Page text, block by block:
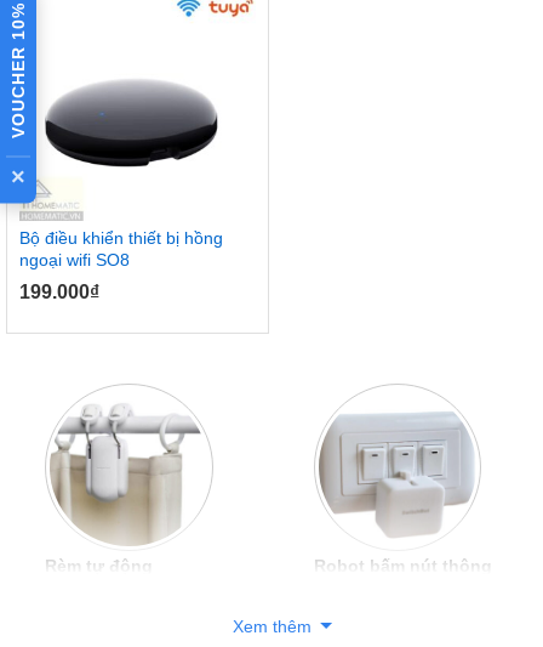
Bộ điều khiển thiết bị hồng
ngoại wifi SO8
199.000₫
rèm tự động
Robot bấm nút thông
Xem thêm
VOUCHER 10%
×